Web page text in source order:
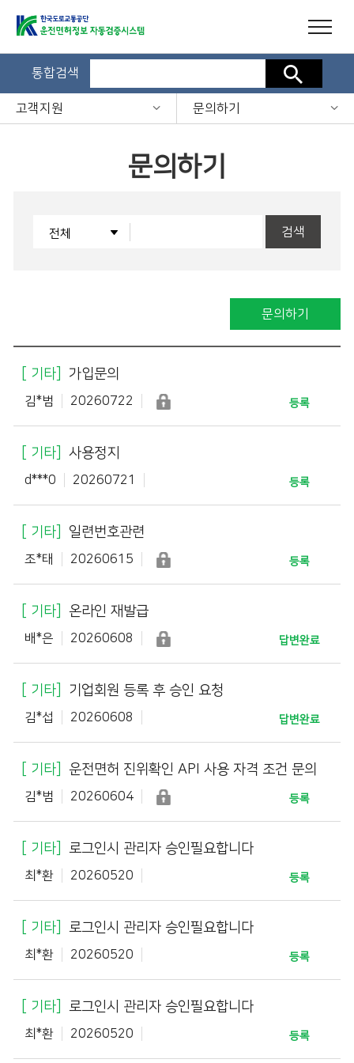
통합검색 검색
고객지원 문의하기
문의하기
검색
문의하기
기타 가입문의
김*범 등록
20260722
기타 사용정지
d***0 등록
20260721
기타 일련번호관련
조*태 등록
20260615
기타 온라인 재발급
배*은 답변완료
20260608
기타 기업회원 등록 후 승인 요청
김*섭 답변완료
20260608
기타 운전면허 진위확인 API 사용 자격 조건 문의
김*범 등록
20260604
기타 로그인시 관리자 승인필요합니다
최*환 등록
20260520
기타 로그인시 관리자 승인필요합니다
최*환 등록
20260520
기타 로그인시 관리자 승인필요합니다
최*환 등록
20260520